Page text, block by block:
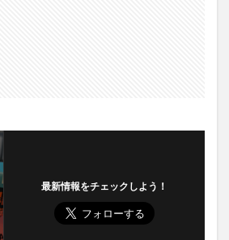
最新情報をチェックしよう！